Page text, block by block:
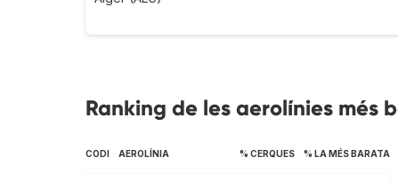
Ranking de les aerolínies més
CODI AEROLÍNIA % CERQUES % LA MÉS BARATA